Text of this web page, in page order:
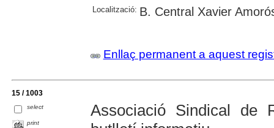
Localització: B. Central Xavier
Enllaç permanent a aquest
15 / 1003
select
print
Associació Sindical de